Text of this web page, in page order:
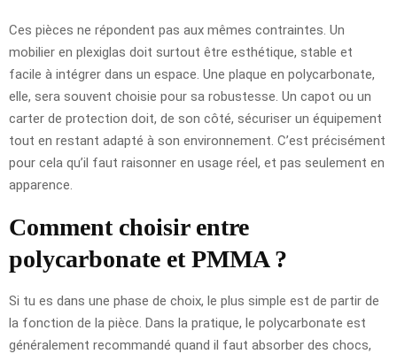
Ces pièces ne répondent pas aux mêmes contraintes. Un
mobilier en plexiglas doit surtout être esthétique, stable et
facile à intégrer dans un espace. Une plaque en polycarbonate,
elle, sera souvent choisie pour sa robustesse. Un capot ou un
carter de protection doit, de son côté, sécuriser un équipement
tout en restant adapté à son environnement. C’est précisément
pour cela qu’il faut raisonner en usage réel, et pas seulement en
apparence.
Comment choisir entre
polycarbonate et PMMA ?
Si tu es dans une phase de choix, le plus simple est de partir de
la fonction de la pièce. Dans la pratique, le polycarbonate est
généralement recommandé quand il faut absorber des chocs,